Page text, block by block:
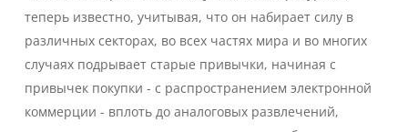
теперь известно, учитывая, что он набирает силу в
различных секторах, во всех частях мира и во многих
случаях подрывает старые привычки, начиная с
привычек покупки - с распространением электронной
коммерции - вплоть до аналоговых развлечений,